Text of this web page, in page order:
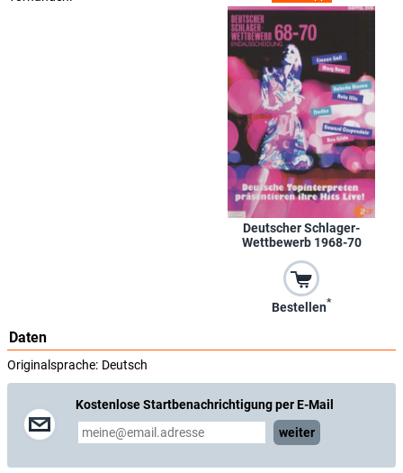
Deutscher Schlager-
Wettbewerb 1968-70
Bestellen*
Daten
Originalsprache: Deutsch
Kostenlose Startbenachrichtigung per E-Mail
weiter